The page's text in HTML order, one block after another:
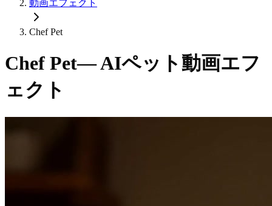
動画エフェクト
Chef Pet
Chef Pet— AIペット動画エフ
ェクト